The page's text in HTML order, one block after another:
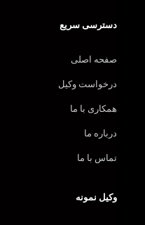
دسترسی سریع
صفحه اصلی
درخواست وکیل
همکاری با ما
درباره ما
تماس با ما
وکیل نمونه